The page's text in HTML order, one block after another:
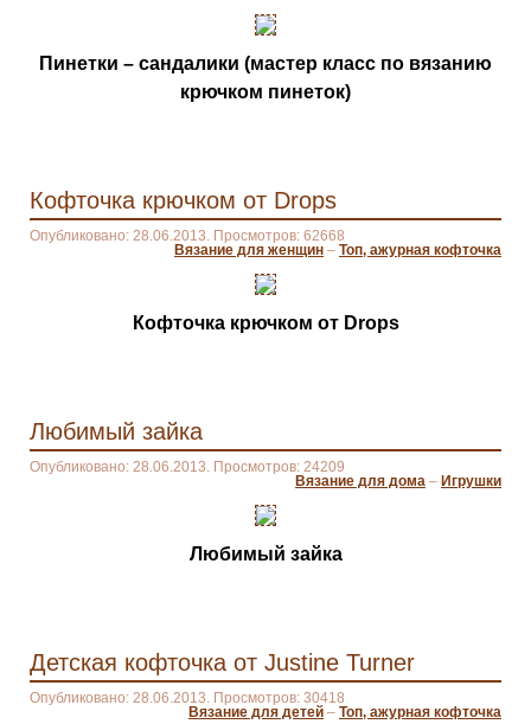
Пинетки – сандалики (мастер класс по вязанию
крючком пинеток)
Кофточка крючком от Drops
Опубликовано: 28.06.2013. Просмотров: 62668
Вязание для женщин – Топ, ажурная кофточка
Кофточка крючком от Drops
Любимый зайка
Опубликовано: 28.06.2013. Просмотров: 24209
Вязание для дома – Игрушки
Любимый зайка
Детская кофточка от Justine Turner
Опубликовано: 28.06.2013. Просмотров: 30418
Вязание для детей – Топ, ажурная кофточка